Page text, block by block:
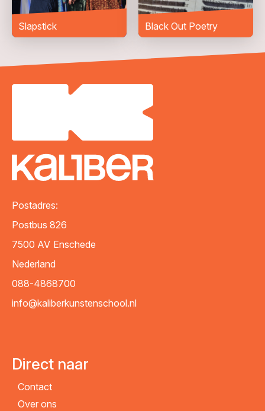
Slapstick Black Out Poetry
Postadres:
Postbus 826
7500 AV Enschede
Nederland
088-4868700
info@kaliberkunstenschool.nl
Direct naar
Contact
Over ons